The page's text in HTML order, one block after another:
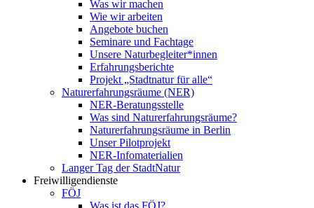
Was wir machen
Wie wir arbeiten
Angebote buchen
Seminare und Fachtage
Unsere Naturbegleiter*innen
Erfahrungsberichte
Projekt „Stadtnatur für alle“
Naturerfahrungsräume (NER)
NER-Beratungsstelle
Was sind Naturerfahrungsräume?
Naturerfahrungsräume in Berlin
Unser Pilotprojekt
NER-Infomaterialien
Langer Tag der StadtNatur
Freiwilligendienste
FÖJ
Was ist das FÖJ?